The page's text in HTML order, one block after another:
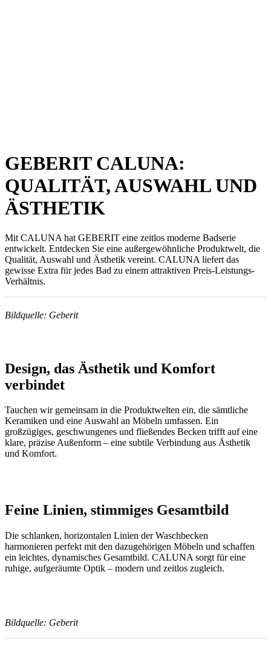
GEBERIT CALUNA:
QUALITÄT, AUSWAHL UND
ÄSTHETIK
Mit CALUNA hat GEBERIT eine zeitlos moderne Badserie
entwickelt. Entdecken Sie eine außergewöhnliche Produktwelt, die
Qualität, Auswahl und Ästhetik vereint. CALUNA liefert das
gewisse Extra für jedes Bad zu einem attraktiven Preis-Leistungs-
Verhältnis.
Bildquelle: Geberit
Design, das Ästhetik und Komfort
verbindet
Tauchen wir gemeinsam in die Produktwelten ein, die sämtliche
Keramiken und eine Auswahl an Möbeln umfassen. Ein
großzügiges, geschwungenes und fließendes Becken trifft auf eine
klare, präzise Außenform – eine subtile Verbindung aus Ästhetik
und Komfort.
Feine Linien, stimmiges Gesamtbild
Die schlanken, horizontalen Linien der Waschbecken
harmonieren perfekt mit den dazugehörigen Möbeln und schaffen
ein leichtes, dynamisches Gesamtbild. CALUNA sorgt für eine
ruhige, aufgeräumte Optik – modern und zeitlos zugleich.
Bildquelle: Geberit